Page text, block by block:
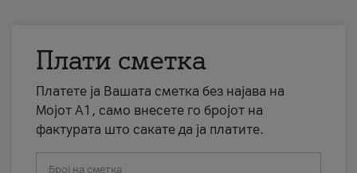
Плати сметка
Платете ја Вашата сметка без најава на
Мојот А1, само внесете го бројот на
фактурата што сакате да ја платите.
Број на сметка